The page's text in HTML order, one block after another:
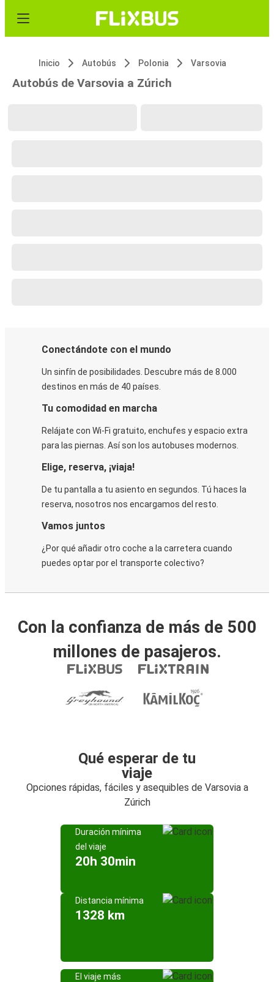
Inicio Autobús Polonia Varsovia
Autobús de Varsovia a Zúrich
Conectándote con el mundo
Un sinfín de posibilidades. Descubre más de 8.000
destinos en más de 40 países.
Tu comodidad en marcha
Relájate con Wi-Fi gratuito, enchufes y espacio extra
para las piernas. Así son los autobuses modernos.
Elige, reserva, ¡viaja!
De tu pantalla a tu asiento en segundos. Tú haces la
reserva, nosotros nos encargamos del resto.
Vamos juntos
¿Por qué añadir otro coche a la carretera cuando
puedes optar por el transporte colectivo?
Con la confianza de más de 500
millones de pasajeros.
Qué esperar de tu
viaje
Opciones rápidas, fáciles y asequibles de Varsovia a
Zúrich
Duración mínima
del viaje
20h 30min
Distancia mínima
1328 km
El viaje más